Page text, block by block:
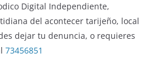
Digital Independiente,
del acontecer tarijeño, local
dejar tu denuncia, o requieres
73456851